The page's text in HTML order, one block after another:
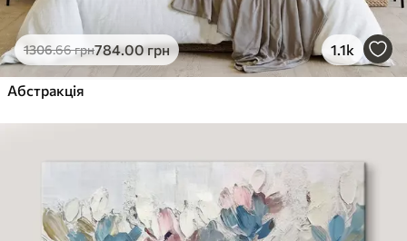
1306.66грн784.00грн 1.1k
Абстракція